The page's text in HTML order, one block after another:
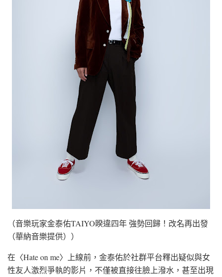
（音樂玩家金泰佑TAIYO睽違四年 強勢回歸！改名再出發
（華納音樂提供））
在〈Hate on me〉上線前，金泰佑於社群平台釋出疑似與女
性友人激烈爭執的影片，不僅被直接往臉上潑水，甚至出現